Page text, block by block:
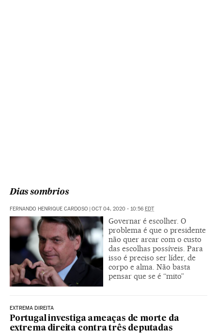
Dias sombrios
FERNANDO HENRIQUE CARDOSO | OCT 04, 2020 - 10:56 EDT
Governar é escolher. O
problema é que o presidente
não quer arcar com o custo
das escolhas possíveis. Para
isso é preciso ser líder, de
corpo e alma. Não basta
pensar que se é “mito”
EXTREMA DIREITA
Portugal investiga ameaças de morte da
extrema direita contra três deputadas